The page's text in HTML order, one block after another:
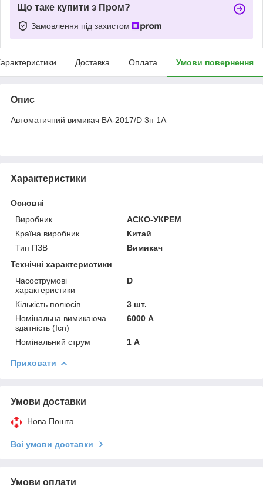
Що таке купити з Пром?
Замовлення під захистом
Доставка Оплата Умови повернення
Опис
Автоматичний вимикач ВА-2017/D 3п 1А
Характеристики
Основні
Виробник
АСКО-УКРЕМ
Країна виробник
Китай
Тип ПЗВ
Вимикач
Технічні характеристики
Часострумові
характеристики
D
Кількість полюсів
3 шт.
Номінальна вимикаюча
здатність (Icn)
6000 А
Номінальний струм 1 А
Приховати
Умови доставки
Нова Пошта
Всі умови доставки
Умови оплати